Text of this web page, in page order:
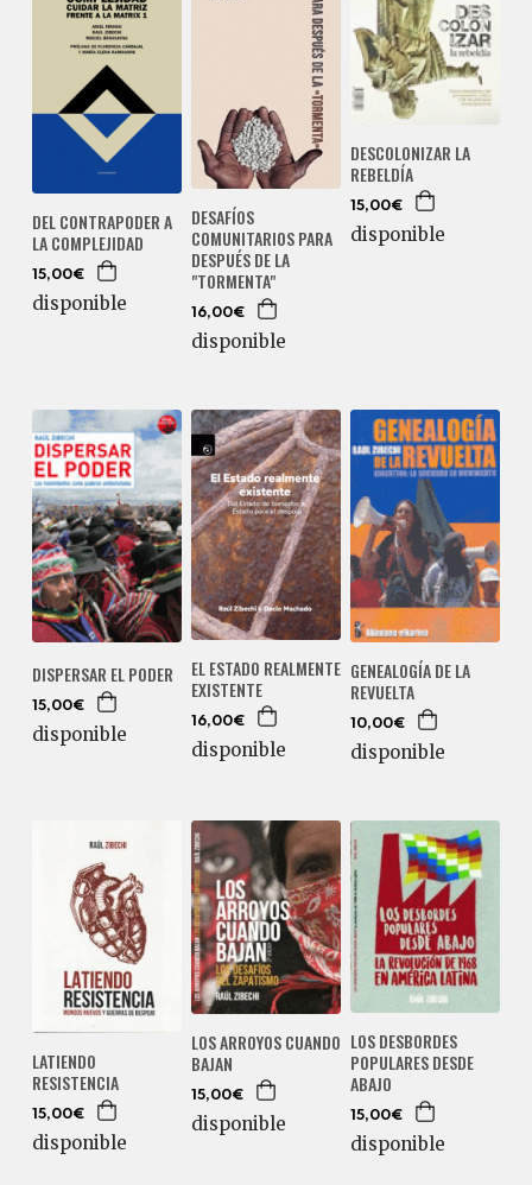
DEL CONTRAPODER A
LA COMPLEJIDAD
15,00€
disponible
DESAFÍOS
COMUNITARIOS PARA
DESPUÉS DE LA
"TORMENTA"
16,00€
disponible
DESCOLONIZAR LA
REBELDÍA
15,00€
disponible
DISPERSAR EL PODER
15,00€
disponible
EL ESTADO REALMENTE
EXISTENTE
16,00€
disponible
GENEALOGÍA DE LA
REVUELTA
10,00€
disponible
LATIENDO
RESISTENCIA
15,00€
disponible
LOS ARROYOS CUANDO
BAJAN
15,00€
disponible
LOS DESBORDES
POPULARES DESDE
ABAJO
15,00€
disponible